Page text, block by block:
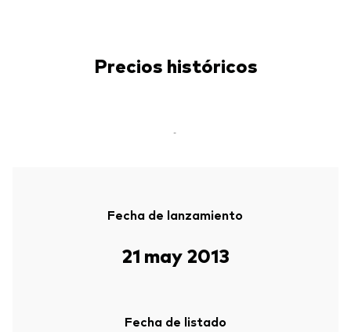
Precios históricos
-
Fecha de lanzamiento
21 may 2013
Fecha de listado